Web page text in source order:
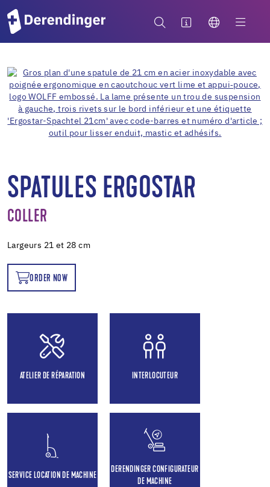
SPATULES ERGOSTAR
COLLER
Largeurs 21 et 28 cm
ORDER NOW
ATELIER DE RÉPARATION INTERLOCUTEUR
SERVICE LOCATION DE MACHINE
DERENDINGER CONFIGURATEUR
DE MACHINE